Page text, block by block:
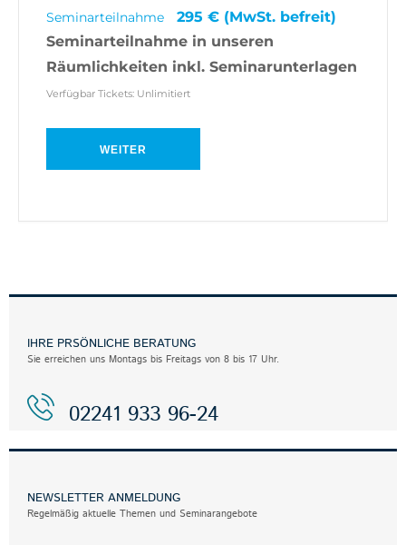
Seminarteilnahme
295 € (MwSt. befreit)
Seminarteilnahme in unseren
Räumlichkeiten inkl. Seminarunterlagen
Verfügbar Tickets: Unlimitiert
WEITER
IHRE PRSÖNLICHE BERATUNG
Sie erreichen uns Montags bis Freitags von 8 bis 17 Uhr.
02241 933 96-24
NEWSLETTER ANMELDUNG
Regelmäßig aktuelle Themen und Seminarangebote